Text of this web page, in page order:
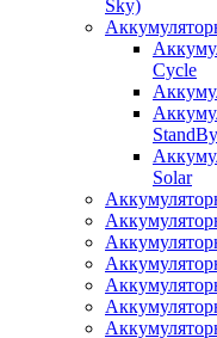
Sky)
Cycle
StandBy
Solar